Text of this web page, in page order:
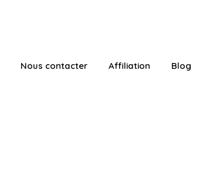
Nous contacter Affiliation Blog